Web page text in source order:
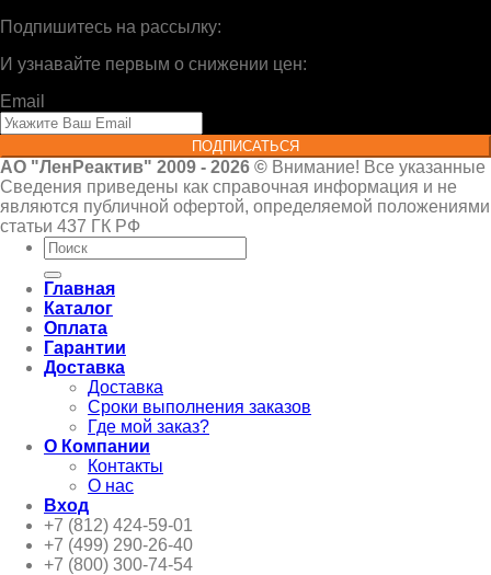
Подпишитесь на рассылку:
И узнавайте первым о снижении цен:
Email
ПОДПИСАТЬСЯ
АО "ЛенРеактив" 2009 - 2026 © Внимание! Все указанные
Сведения приведены как справочная информация и не
являются публичной офертой, определяемой положениями
статьи 437 ГК РФ
Искать:
Главная
Каталог
Оплата
Гарантии
Доставка
Доставка
Сроки выполнения заказов
Где мой заказ?
О Компании
Контакты
О нас
Вход
+7 (812) 424-59-01
+7 (499) 290-26-40
+7 (800) 300-74-54